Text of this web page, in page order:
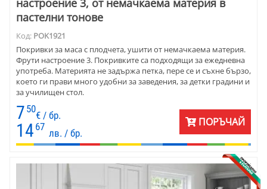
пастелни тонове
Код: POK1921
Покривки за маса с плодчета, ушити от немачкаема материя.
Фрути настроение 3. Покривките са подходящи за ежедневна
употреба. Материята не задържа петка, пере се и съхне бързо,
което ги прави много удобни за заведения, за детки градини и
за училищен стол.
7 50
€ / бр.
14 67
лв. / бр.
ПОРЪЧАЙ